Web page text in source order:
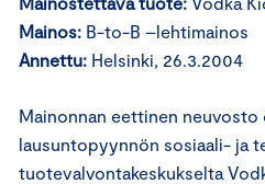
Mainos: B-to-B –lehtimainos
Annettu: Helsinki, 26.3.2004
Mainonnan eettinen neuvosto
lausuntopyynnön sosiaali- ja
tuotevalvontakeskukselta